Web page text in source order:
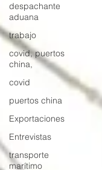
despachante
aduana
trabajo
covid, puertos
china,
covid
puertos china
Exportaciones
Entrevistas
transporte
marítimo